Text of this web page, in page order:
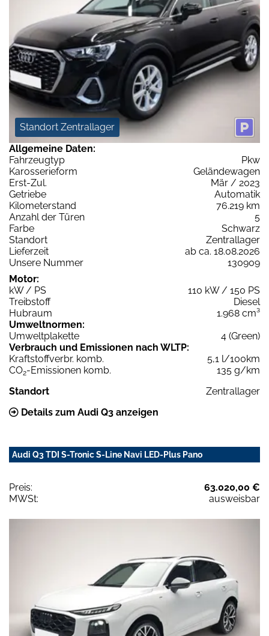
Standort Zentrallager
Allgemeine Daten:
Fahrzeugtyp
Pkw
Karosserieform
Geländewagen
Erst-Zul.
Mär / 2023
Getriebe
Automatik
Kilometerstand
76.219 km
Anzahl der Türen
5
Farbe
Schwarz
Standort
Zentrallager
Lieferzeit
ab ca. 18.08.2026
Unsere Nummer
130909
Motor:
kW / PS
110 kW / 150 PS
Treibstoff
Diesel
Hubraum
1.968 cm³
Umweltnormen:
Umweltplakette
4 (Green)
Verbrauch und Emissionen nach WLTP:
Kraftstoffverbr. komb.
5,1 l/100km
CO2-Emissionen komb.
135 g/km
Standort
Zentrallager
Details zum Audi Q3 anzeigen
Audi Q3 TDI S-Tronic S-Line Navi LED-Plus Pano
Preis:
63.020,00 €
MWSt:
ausweisbar